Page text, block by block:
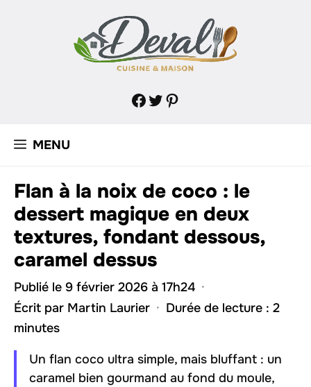
Facebook
Twitter
Pinterest
MENU
Flan à la noix de coco : le
dessert magique en deux
textures, fondant dessous,
caramel dessus
Publié le 9 février 2026 à 17h24 ·
Écrit par Martin Laurier · Durée de lecture : 2
minutes
Un flan coco ultra simple, mais bluffant : un
caramel bien gourmand au fond du moule,